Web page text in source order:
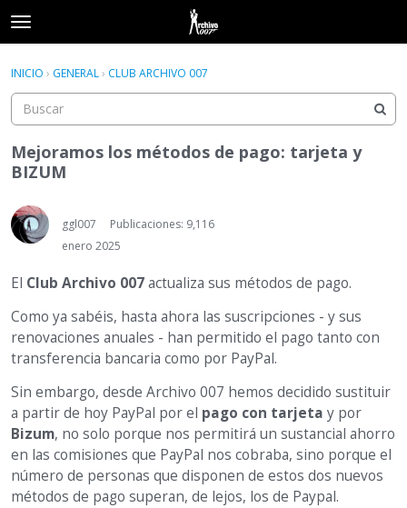
t
o
g
e
m
e
n
u
Acceder
Hilos
Actividad
Acceder Registrarse
INICIO › GENERAL› CLUB ARCHIVO 007
Mejoramos los métodos de pago: tarjeta y
BIZUM
ggl007
Publicaciones: 9,116
enero 2025
El Club Archivo 007actualiza sus métodos de pago.
Como ya sabéis, hasta ahora las suscripciones - y sus
renovaciones anuales - han permitido el pago tanto con
transferencia bancaria como por PayPal.
Sin embargo, desde Archivo 007 hemos decidido sustituir
a partir de hoy PayPal por el pago con tarjeta y por
Bizum, no solo porque nos permitirá un sustancial ahorro
en las comisiones que PayPal nos cobraba, sino porque el
número de personas que disponen de estos dos nuevos
métodos de pago superan, de lejos, los de Paypal.